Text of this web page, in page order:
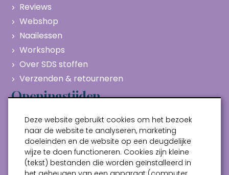
Reviews
Webshop
Naailessen
Workshops
Over SDS stoffen
Verzenden & retourneren
Openingstijden
Maandag
Gesloten
Dinsdag
10:00 - 17:00
Woensdag
10:00 - 17:00
Donderdag
10:00 - 17:00
Deze website gebruikt cookies om het bezoek
naar de website te analyseren, marketing
doeleinden en de website op een deugdelijke
wijze te doen functioneren. Cookies zijn kleine
(tekst) bestanden die worden geïnstalleerd in